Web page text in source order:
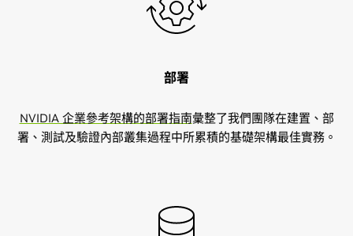
部署
NVIDIA 企業參考架構的部署指南彙整了我們團隊在建置、部
署、測試及驗證內部叢集過程中所累積的基礎架構最佳實務。